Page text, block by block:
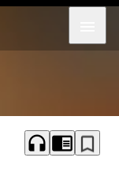
headphones chrome_reader_mode bookmark_border